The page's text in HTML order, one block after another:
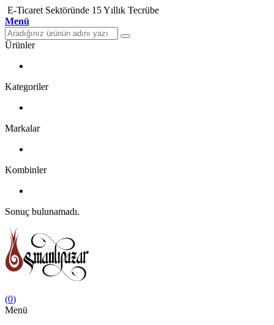
E-Ticaret Sektöründe 15 Yıllık Tecrübe
Menü
Ürünler
Kategoriler
Markalar
Kombinler
Sonuç bulunamadı.
(0)
Menü